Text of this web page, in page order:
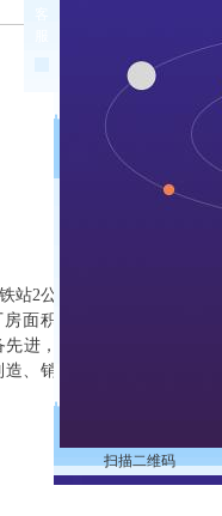
站2公
面积
进，
、销
扫描二维码